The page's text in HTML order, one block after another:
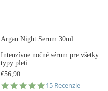
Argan Night Serum 30ml
Intenzívne nočné sérum pre všetky
typy pleti
€56,90
5.0
15 Recenzie